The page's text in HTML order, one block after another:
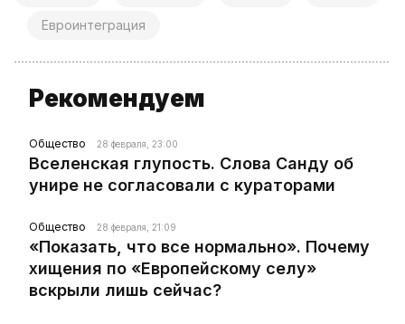
Евроинтеграция
Рекомендуем
Общество 28 февраля, 23:00
Вселенская глупость. Слова Санду об
унире не согласовали с кураторами
Общество 28 февраля, 21:09
«Показать, что все нормально». Почему
хищения по «Европейскому селу»
вскрыли лишь сейчас?